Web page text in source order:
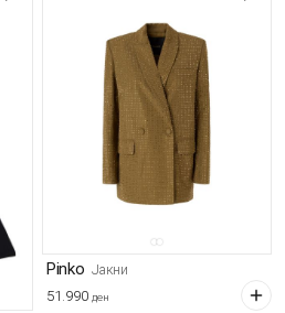
Pinko Јакни
51.990 ден